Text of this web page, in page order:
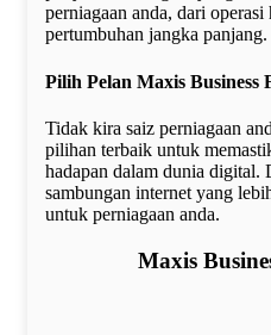
perniagaan anda, dari
pertumbuhan jangka panjang.
Pilih Pelan Maxis Business
Tidak kira saiz perniagaan
pilihan terbaik untuk
hadapan dalam dunia digital.
sambungan internet yang
untuk perniagaan anda.
Maxis